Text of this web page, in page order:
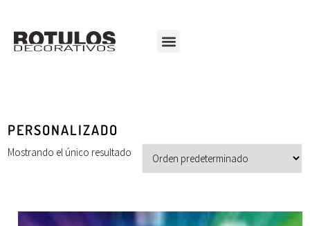
PERSONALIZADO
Mostrando el único resultado